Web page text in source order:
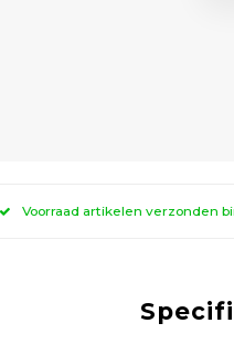
Voorraad artikelen verzonden